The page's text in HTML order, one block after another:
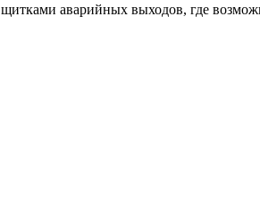
аварийных выходов, где